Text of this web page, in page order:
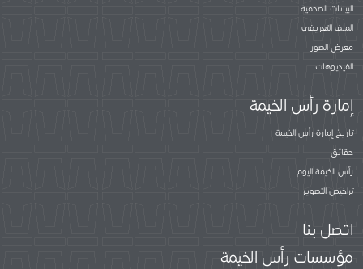
البيانات الصحفية
الملف التعريفي
معرض الصور
الفيديوهات
إمارة رأس الخيمة
تاريخ إمارة رأس الخيمة
حقائق
رأس الخيمة اليوم
تراخيص التصوير
اتصل بنا
مؤسسات رأس الخيمة